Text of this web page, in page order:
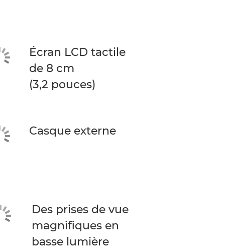
Écran LCD tactile
de 8 cm
(3,2 pouces)
Casque externe
Des prises de vue
magnifiques en
basse lumière